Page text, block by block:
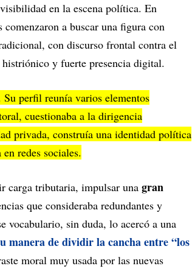
en la escena política. En
a buscar una figura con
con discurso frontal contra el
y fuerte presencia digital.
perfil reunía varios elementos
cuestionaba a la dirigencia
privada, construía una identidad política
redes sociales.
carga tributaria, impulsar una gran
que consideraba redundantes y
vocabulario, sin duda, lo acercó a una
manera de dividir la cancha entre “los
moral muy usada por las nuevas